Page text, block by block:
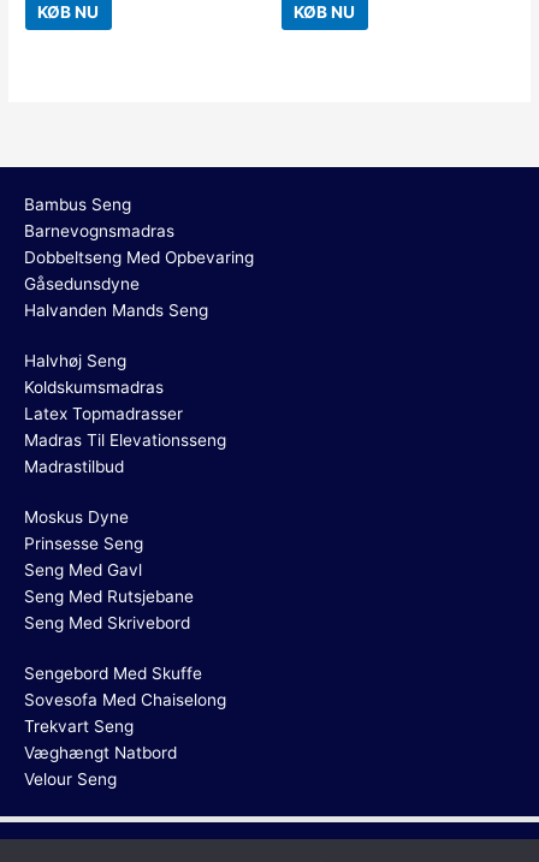
KØB NU KØB NU
Bambus Seng
Barnevognsmadras
Dobbeltseng Med Opbevaring
Gåsedunsdyne
Halvanden Mands Seng
Halvhøj Seng
Koldskumsmadras
Latex Topmadrasser
Madras Til Elevationsseng
Madrastilbud
Moskus Dyne
Prinsesse Seng
Seng Med Gavl
Seng Med Rutsjebane
Seng Med Skrivebord
Sengebord Med Skuffe
Sovesofa Med Chaiselong
Trekvart Seng
Væghængt Natbord
Velour Seng